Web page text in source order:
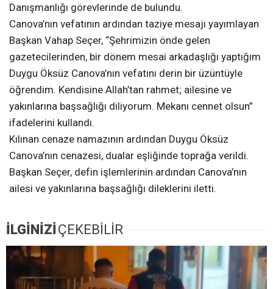
Danışmanlığı görevlerinde de bulundu.
Canova’nın vefatının ardından taziye mesajı yayımlayan
Başkan Vahap Seçer, “Şehrimizin önde gelen
gazetecilerinden, bir dönem mesai arkadaşlığı yaptığım
Duygu Öksüz Canova’nın vefatını derin bir üzüntüyle
öğrendim. Kendisine Allah’tan rahmet; ailesine ve
yakınlarına başsağlığı diliyorum. Mekanı cennet olsun”
ifadelerini kullandı.
Kılınan cenaze namazının ardından Duygu Öksüz
Canova’nın cenazesi, dualar eşliğinde toprağa verildi.
Başkan Seçer, defin işlemlerinin ardından Canova’nın
ailesi ve yakınlarına başsağlığı dileklerini iletti.
İLGİNİZİ ÇEKEBİLİR